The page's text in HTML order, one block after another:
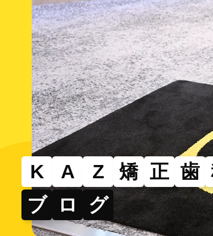
K A Z 矯 正 歯
ブ
ロ グ
その他